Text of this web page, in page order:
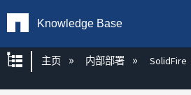
Knowledge Base
扩展/隐缩全局层次
主页 内部部署 SolidFire